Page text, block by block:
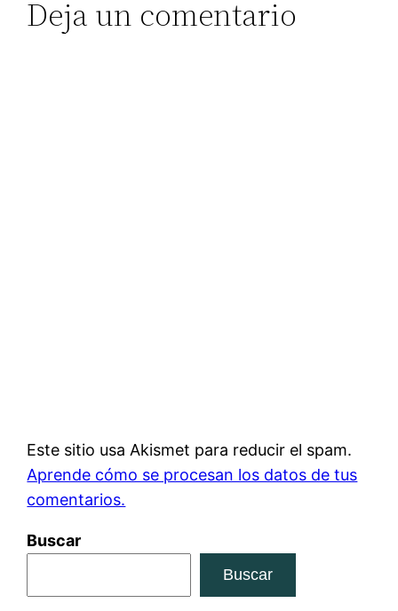
Deja un comentario
Este sitio usa Akismet para reducir el spam.
Aprende cómo se procesan los datos de tus
comentarios.
Buscar
Buscar